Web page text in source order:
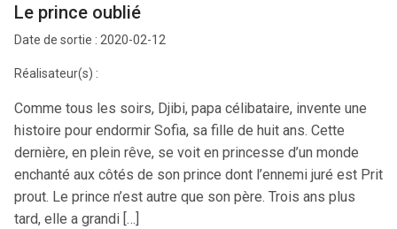
Le prince oublié
Date de sortie : 2020-02-12
Réalisateur(s) :
Comme tous les soirs, Djibi, papa célibataire, invente une
histoire pour endormir Sofia, sa fille de huit ans. Cette
dernière, en plein rêve, se voit en princesse d’un monde
enchanté aux côtés de son prince dont l’ennemi juré est Prit
prout. Le prince n’est autre que son père. Trois ans plus
tard, elle a grandi […]